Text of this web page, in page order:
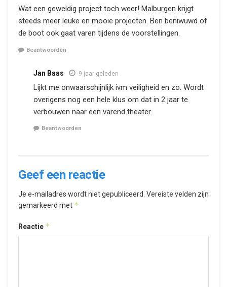
Wat een geweldig project toch weer! Malburgen krijgt
steeds meer leuke en mooie projecten. Ben beniwuwd of
de boot ook gaat varen tijdens de voorstellingen.
Beantwoorden
Jan Baas 9 jaar geleden
Lijkt me onwaarschijnlijk ivm veiligheid en zo. Wordt
overigens nog een hele klus om dat in 2 jaar te
verbouwen naar een varend theater.
Beantwoorden
Geef een reactie
Je e-mailadres wordt niet gepubliceerd. Vereiste velden zijn
gemarkeerd met *
Reactie *